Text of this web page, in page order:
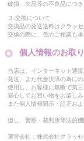
破損、欠品等の不良品につ
３.交換について
交換品の発送送料はクラッ
交換の際に、色のご相談も承
個人情報のお取
当店は、インターネット通
発送、また代金決済の為に
使用し、お客様に無断で第
安心してお買い物をお楽しみ
また個人情報開示・訂正お
但し、警察・裁判所等法的
運営会社：株式会社クラッセ